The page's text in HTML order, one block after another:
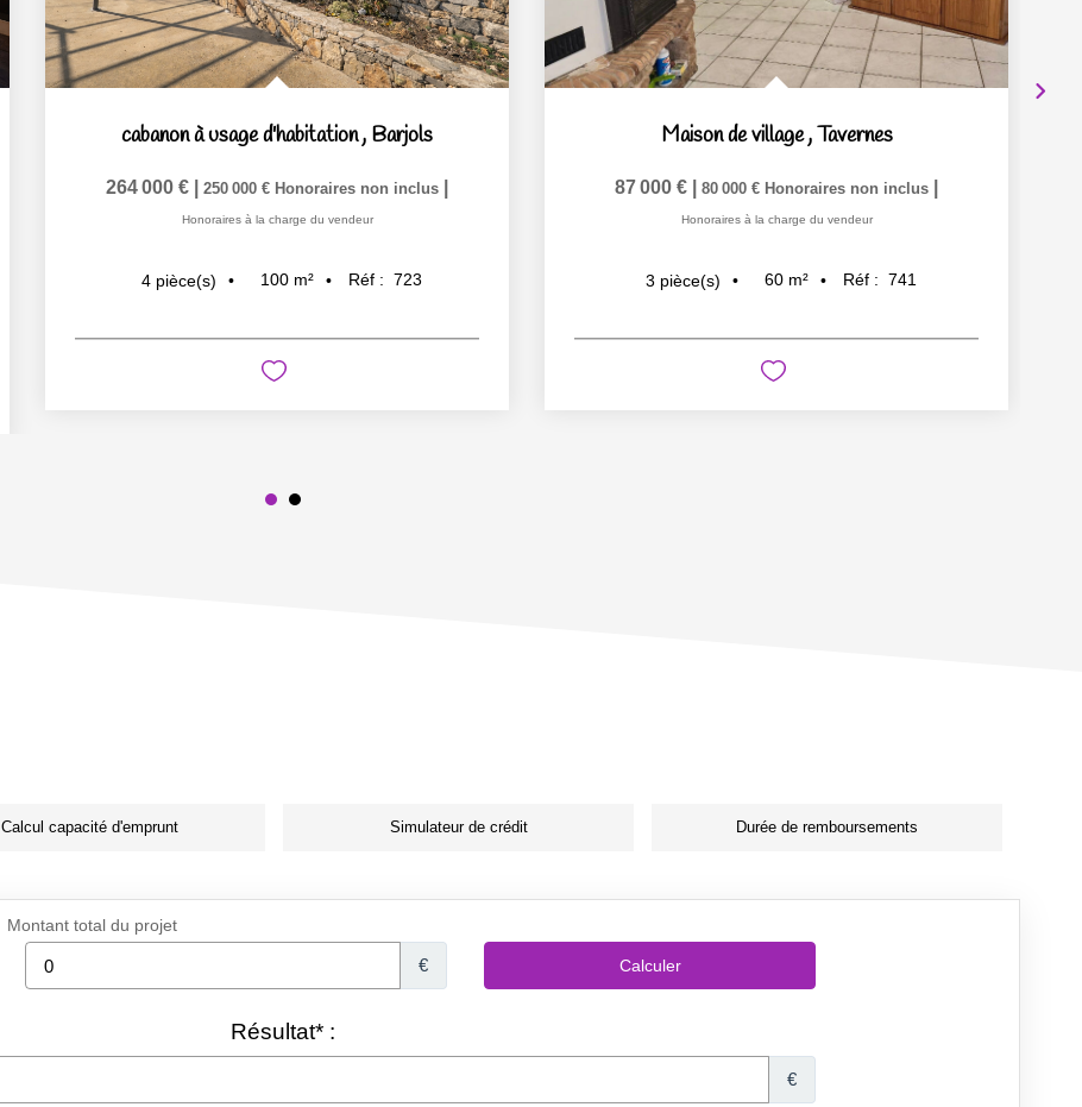
cabanon à usage d'habitation, Barjols
264 000 € 250 000 € Honoraires non inclus
Honoraires à la charge du vendeur
4 pièce(s) 100 m² Réf : 723
Maison de village,Tavernes
87 000 € 80 000 € Honoraires non inclus
Honoraires à la charge du vendeur
3 pièce(s) 60 m² Réf : 741
Calcul capacité d'emprunt Simulateur de crédit Durée de remboursements